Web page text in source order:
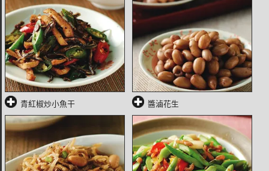
青紅椒炒小魚干 醬滷花生